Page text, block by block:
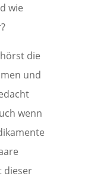
wie
die
und
wenn
dieser